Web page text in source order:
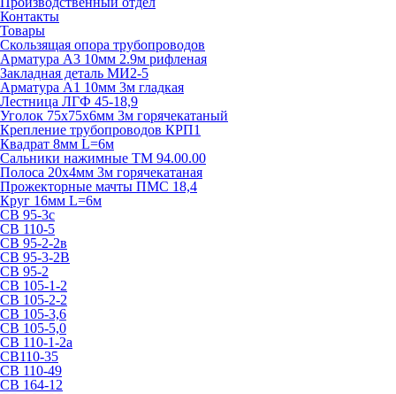
Контакты
Товары
Скользящая опора трубопроводов
Арматура А3 10мм 2.9м рифленая
Закладная деталь МИ2-5
Арматура А1 10мм 3м гладкая
Лестница ЛГФ 45-18,9
Уголок 75х75х6мм 3м горячекатаный
Крепление трубопроводов КРП1
Квадрат 8мм L=6м
Сальники нажимные ТМ 94.00.00
Полоса 20х4мм 3м горячекатаная
Прожекторные мачты ПМС 18,4
Круг 16мм L=6м
СВ 95-3с
СВ 110-5
СВ 95-2-2в
СВ 95-3-2В
СВ 95-2
СВ 105-1-2
СВ 105-2-2
СВ 105-3,6
СВ 105-5,0
СВ 110-1-2а
СВ110-35
СВ 110-49
СВ 164-12